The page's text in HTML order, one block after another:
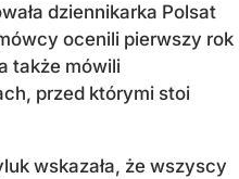
dziennikarka Polsat
ocenili pierwszy rok
także mówili
przed którymi stoi
wskazała, że wszyscy